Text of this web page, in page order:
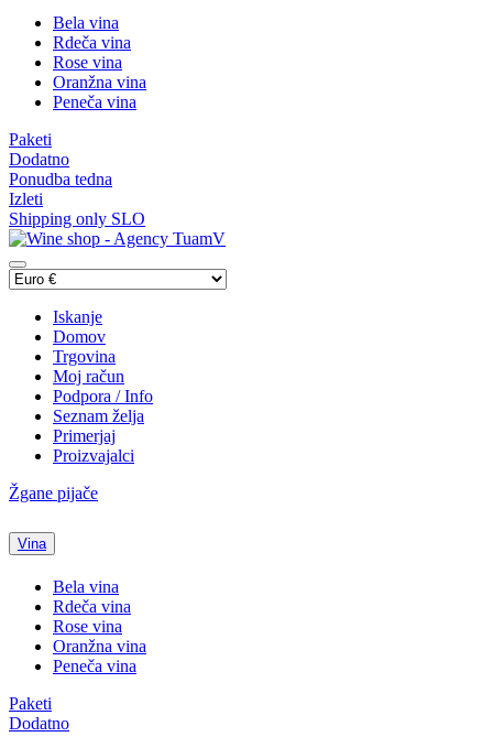
Bela vina
Rdeča vina
Rose vina
Oranžna vina
Peneča vina
Paketi
Dodatno
Ponudba tedna
Izleti
Shipping only SLO
Iskanje
Domov
Trgovina
Moj račun
Podpora / Info
Seznam želja
Primerjaj
Proizvajalci
Žgane pijače
Vina
Bela vina
Rdeča vina
Rose vina
Oranžna vina
Peneča vina
Paketi
Dodatno